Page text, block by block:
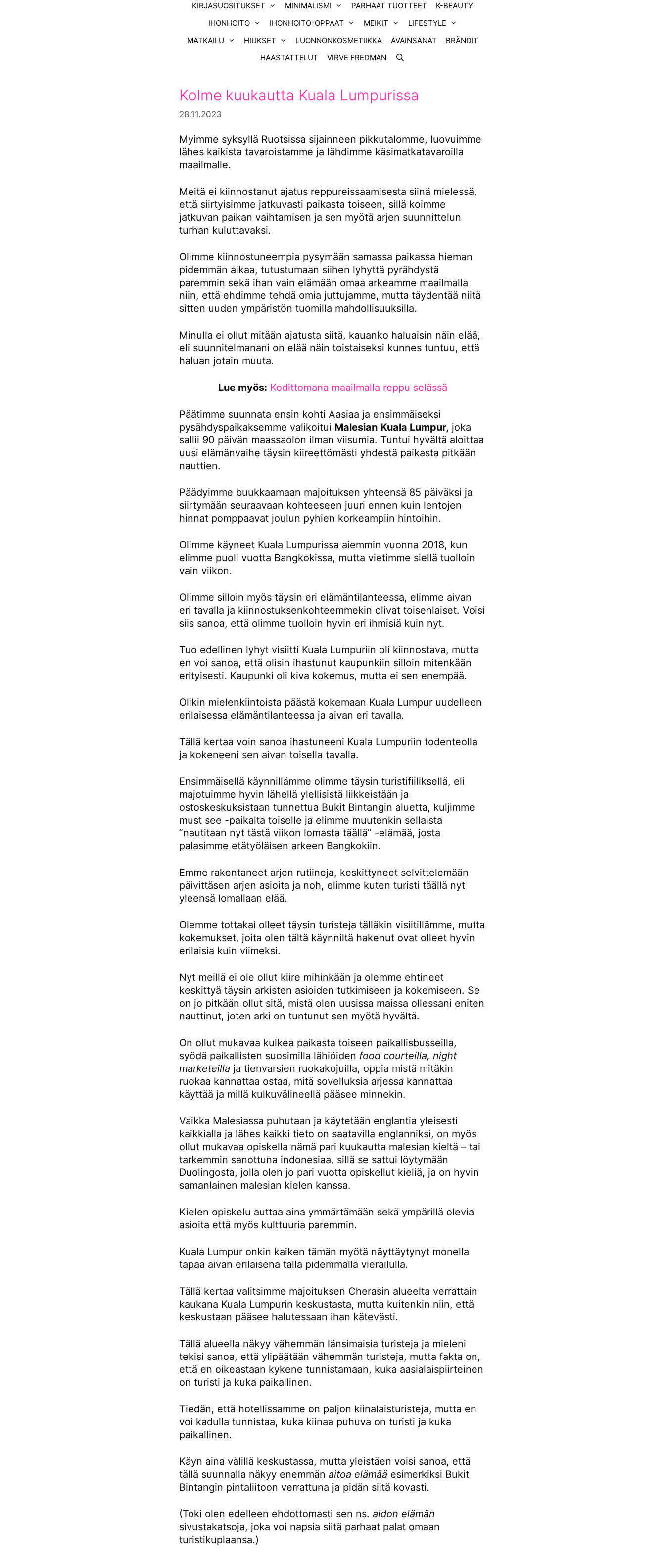
KIRJASUOSITUKSET MINIMALISMI PARHAAT TUOTTEET
K-BEAUTY
IHONHOITO
IHONHOITO-OPPAAT MEIKIT
LIFESTYLE
MATKAILU
HIUKSET LUONNONKOSMETIIKKA AVAINSANAT
BRÄNDIT
HAASTATTELUT
VIRVE FREDMAN
Kolme kuukautta Kuala Lumpurissa
28.11.2023
Myimme syksyllä Ruotsissa sijainneen pikkutalomme, luovuimme
lähes kaikista tavaroistamme ja lähdimme käsimatkatavaroilla
maailmalle.
Meitä ei kiinnostanut ajatus reppureissaamisesta siinä mielessä,
että siirtyisimme jatkuvasti paikasta toiseen, sillä koimme
jatkuvan paikan vaihtamisen ja sen myötä arjen suunnittelun
turhan kuluttavaksi.
Olimme kiinnostuneempia pysymään samassa paikassa hieman
pidemmän aikaa, tutustumaan siihen lyhyttä pyrähdystä
paremmin sekä ihan vain elämään omaa arkeamme maailmalla
niin, että ehdimme tehdä omia juttujamme, mutta täydentää niitä
sitten uuden ympäristön tuomilla mahdollisuuksilla.
Minulla ei ollut mitään ajatusta siitä, kauanko haluaisin näin elää,
eli suunnitelmanani on elää näin toistaiseksi kunnes tuntuu, että
haluan jotain muuta.
Lue myös: Kodittomana maailmalla reppu selässä
Päätimme suunnata ensin kohti Aasiaa ja ensimmäiseksi
pysähdyspaikaksemme valikoitui Malesian Kuala Lumpur, joka
sallii 90 päivän maassaolon ilman viisumia. Tuntui hyvältä aloittaa
uusi elämänvaihe täysin kiireettömästi yhdestä paikasta pitkään
nauttien.
Päädyimme buukkaamaan majoituksen yhteensä 85 päiväksi ja
siirtymään seuraavaan kohteeseen juuri ennen kuin lentojen
hinnat pomppaavat joulun pyhien korkeampiin hintoihin.
Olimme käyneet Kuala Lumpurissa aiemmin vuonna 2018, kun
elimme puoli vuotta Bangkokissa, mutta vietimme siellä tuolloin
vain viikon.
Olimme silloin myös täysin eri elämäntilanteessa, elimme aivan
eri tavalla ja kiinnostuksenkohteemmekin olivat toisenlaiset. Voisi
siis sanoa, että olimme tuolloin hyvin eri ihmisiä kuin nyt.
Tuo edellinen lyhyt visiitti Kuala Lumpuriin oli kiinnostava, mutta
en voi sanoa, että olisin ihastunut kaupunkiin silloin mitenkään
erityisesti. Kaupunki oli kiva kokemus, mutta ei sen enempää.
Olikin mielenkiintoista päästä kokemaan Kuala Lumpur uudelleen
erilaisessa elämäntilanteessa ja aivan eri tavalla.
Tällä kertaa voin sanoa ihastuneeni Kuala Lumpuriin todenteolla
ja kokeneeni sen aivan toisella tavalla.
Ensimmäisellä käynnillämme olimme täysin turistifiiliksellä, eli
majotuimme hyvin lähellä ylellisistä liikkeistään ja
ostoskeskuksistaan tunnettua Bukit Bintangin aluetta, kuljimme
must see -paikalta toiselle ja elimme muutenkin sellaista
”nautitaan nyt tästä viikon lomasta täällä” -elämää, josta
palasimme etätyöläisen arkeen Bangkokiin.
Emme rakentaneet arjen rutiineja, keskittyneet selvittelemään
päivittäsen arjen asioita ja noh, elimme kuten turisti täällä nyt
yleensä lomallaan elää.
Olemme tottakai olleet täysin turisteja tälläkin visiitillämme, mutta
kokemukset, joita olen tältä käynniltä hakenut ovat olleet hyvin
erilaisia kuin viimeksi.
Nyt meillä ei ole ollut kiire mihinkään ja olemme ehtineet
keskittyä täysin arkisten asioiden tutkimiseen ja kokemiseen. Se
on jo pitkään ollut sitä, mistä olen uusissa maissa ollessani eniten
nauttinut, joten arki on tuntunut sen myötä hyvältä.
On ollut mukavaa kulkea paikasta toiseen paikallisbusseilla,
syödä paikallisten suosimilla lähiöiden food courteilla, night
marketeilla ja tienvarsien ruokakojuilla, oppia mistä mitäkin
ruokaa kannattaa ostaa, mitä sovelluksia arjessa kannattaa
käyttää ja millä kulkuvälineellä pääsee minnekin.
Vaikka Malesiassa puhutaan ja käytetään englantia yleisesti
kaikkialla ja lähes kaikki tieto on saatavilla englanniksi, on myös
ollut mukavaa opiskella nämä pari kuukautta malesian kieltä – tai
tarkemmin sanottuna indonesiaa, sillä se sattui löytymään
Duolingosta, jolla olen jo pari vuotta opiskellut kieliä, ja on hyvin
samanlainen malesian kielen kanssa.
Kielen opiskelu auttaa aina ymmärtämään sekä ympärillä olevia
asioita että myös kulttuuria paremmin.
Kuala Lumpur onkin kaiken tämän myötä näyttäytynyt monella
tapaa aivan erilaisena tällä pidemmällä vierailulla.
Tällä kertaa valitsimme majoituksen Cherasin alueelta verrattain
kaukana Kuala Lumpurin keskustasta, mutta kuitenkin niin, että
keskustaan pääsee halutessaan ihan kätevästi.
Tällä alueella näkyy vähemmän länsimaisia turisteja ja mieleni
tekisi sanoa, että ylipäätään vähemmän turisteja, mutta fakta on,
että en oikeastaan kykene tunnistamaan, kuka aasialaispiirteinen
on turisti ja kuka paikallinen.
Tiedän, että hotellissamme on paljon kiinalaisturisteja, mutta en
voi kadulla tunnistaa, kuka kiinaa puhuva on turisti ja kuka
paikallinen.
Käyn aina välillä keskustassa, mutta yleistäen voisi sanoa, että
tällä suunnalla näkyy enemmän aitoa elämää esimerkiksi Bukit
Bintangin pintaliitoon verrattuna ja pidän siitä kovasti.
(Toki olen edelleen ehdottomasti sen ns. aidon elämän
sivustakatsoja, joka voi napsia siitä parhaat palat omaan
turistikuplaansa.)